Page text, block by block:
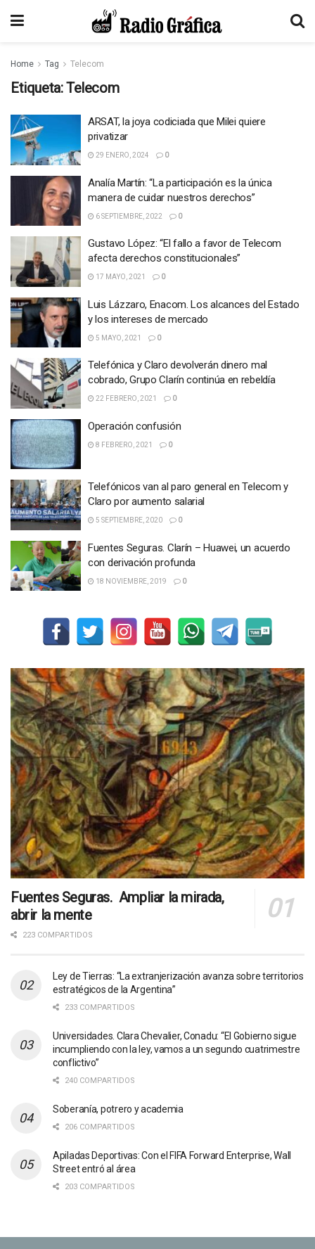
Home Tag Telecom
Etiqueta:Telecom
ARSAT, la joya codiciada que Milei quiere
privatizar
29 ENERO, 2024 0
Analía Martín: “La participación es la única
manera de cuidar nuestros derechos”
6 SEPTIEMBRE, 2022 0
Gustavo López: “El fallo a favor de Telecom
afecta derechos constitucionales”
17 MAYO, 2021 0
Luis Lázzaro, Enacom. Los alcances del Estado
y los intereses de mercado
5 MAYO, 2021 0
Telefónica y Claro devolverán dinero mal
cobrado, Grupo Clarín continúa en rebeldía
22 FEBRERO, 2021 0
Operación confusión
8 FEBRERO, 2021 0
Telefónicos van al paro general en Telecom y
Claro por aumento salarial
5 SEPTIEMBRE, 2020 0
Fuentes Seguras. Clarín – Huawei, un acuerdo
con derivación profunda
18 NOVIEMBRE, 2019 0
Fuentes Seguras. Ampliar la mirada,
abrir la mente
223 COMPARTIDOS
Ley de Tierras: “La extranjerización avanza sobre territorios
estratégicos de la Argentina”
233 COMPARTIDOS
Universidades. Clara Chevalier, Conadu: “El Gobierno sigue
incumpliendo con la ley, vamos a un segundo cuatrimestre
conflictivo”
240 COMPARTIDOS
Soberanía, potrero y academia
206 COMPARTIDOS
Apiladas Deportivas: Con el FIFA Forward Enterprise, Wall
Street entró al área
203 COMPARTIDOS